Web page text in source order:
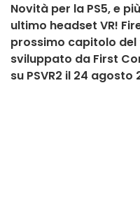
Novità per la PS5, e
ultimo headset VR!
prossimo capitolo del
sviluppato da First
su PSVR2 il 24 agosto